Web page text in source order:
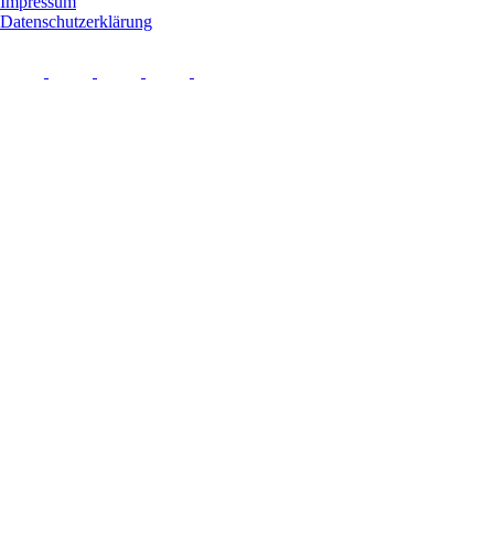
Datenschutzerklärung